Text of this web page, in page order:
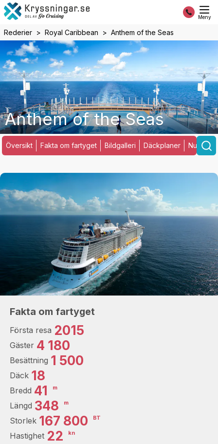
Meny
Rederier Royal Caribbean Anthem of the Seas
Anthem of the Seas
Översikt Fakta om fartyget Bildgalleri Däckplaner
Fakta om fartyget
Första resa 2015
Gäster 4 180
Besättning 1 500
Däck 18
Bredd 41 m
Längd 348 m
Storlek 167 800 BT
Hastighet 22 kn